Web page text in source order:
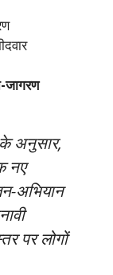
जागरण
के अनुसार,
नए
अभियान
पर लोगों